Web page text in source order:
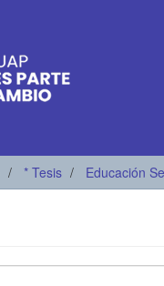
* Tesis Educación